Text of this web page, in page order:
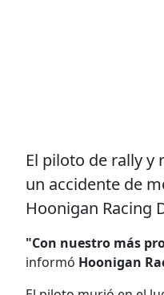
El piloto de rally y
un accidente de
Hoonigan Racing
"Con nuestro más
informó Hoonigan